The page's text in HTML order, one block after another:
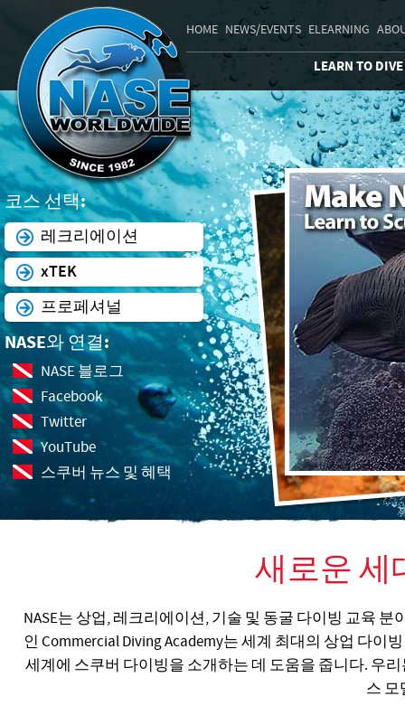
HOME NEWS/EVENTS ELEARNING
LEARN TO DIVE
코스 선택:
레크리에이션
xTEK
프로페셔널
NASE와 연결:
NASE 블로그
Facebook
Twitter
YouTube
스쿠버 뉴스 및 혜택
새로운 세
NASE는 상업, 레크리에이션, 기술 및 동굴 다이빙 교육
인 Commercial Diving Academy는 세계 최대의 상업 다이
세계에 스쿠버 다이빙을 소개하는 데 도움을 줍니다. 우
스 모